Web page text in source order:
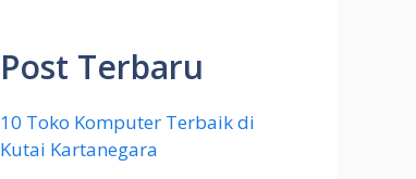
Post Terbaru
10 Toko Komputer Terbaik di
Kutai Kartanegara